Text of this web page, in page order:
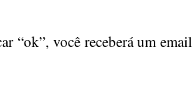
“ok”, você receberá um email